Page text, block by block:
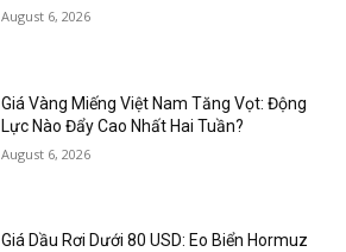
August 6, 2026
Giá Vàng Miếng Việt Nam Tăng Vọt: Động
Lực Nào Đẩy Cao Nhất Hai Tuần?
August 6, 2026
Giá Dầu Rơi Dưới 80 USD: Eo Biển Hormuz